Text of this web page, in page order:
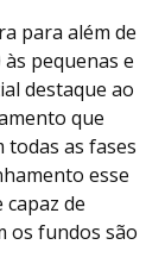
para além de
pequenas e
destaque ao
que
as fases
esse
capaz de
os fundos são